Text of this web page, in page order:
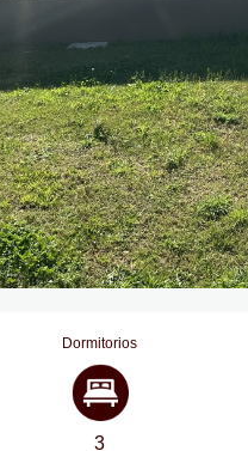
Dormitorios
3